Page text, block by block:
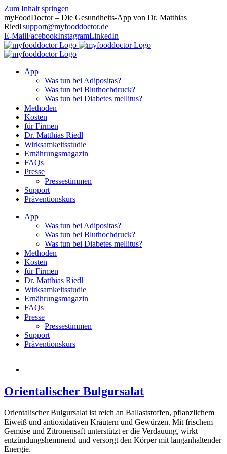
Zum Inhalt springen
myFoodDoctor – Die Gesundheits-App von Dr. Matthias
Riedl|support@myfooddoctor.de
E-MailFacebookInstagramLinkedIn
App
Was tun bei Adipositas?
Was tun bei Bluthochdruck?
Was tun bei Diabetes mellitus?
Methoden
Kosten
für Firmen
Dr. Matthias Riedl
Wirksamkeitsstudie
Ernährungsmagazin
FAQs
Presse
Pressestimmen
Support
Präventionskurs
App
Was tun bei Adipositas?
Was tun bei Bluthochdruck?
Was tun bei Diabetes mellitus?
Methoden
Kosten
für Firmen
Dr. Matthias Riedl
Wirksamkeitsstudie
Ernährungsmagazin
FAQs
Presse
Pressestimmen
Support
Präventionskurs
Orientalischer Bulgursalat
Orientalischer Bulgursalat ist reich an Ballaststoffen, pflanzlichem
Eiweiß und antioxidativen Kräutern und Gewürzen. Mit frischem
Gemüse und Zitronensaft unterstützt er die Verdauung, wirkt
entzündungshemmend und versorgt den Körper mit langanhaltender
Energie.